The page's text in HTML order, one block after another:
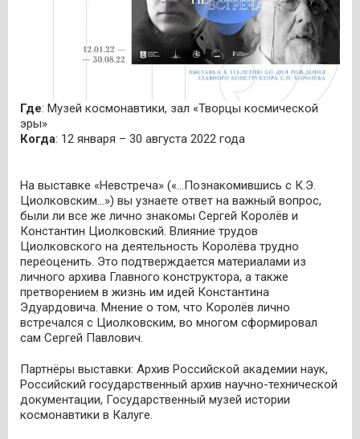
Где: Музей космонавтики, зал «Творцы космической
эры»
Когда: 12 января – 30 августа 2022 года
На выставке «Невстреча» («…Познакомившись с К.Э.
Циолковским…») вы узнаете ответ на важный вопрос,
были ли все же лично знакомы Сергей Королёв и
Константин Циолковский. Влияние трудов
Циолковского на деятельность Королёва трудно
переоценить. Это подтверждается материалами из
личного архива Главного конструктора, а также
претворением в жизнь им идей Константина
Эдуардовича. Мнение о том, что Королёв лично
встречался с Циолковским, во многом сформировал
сам Сергей Павлович.
Партнёры выставки: Архив Российской академии наук,
Российский государственный архив научно-технической
документации, Государственный музей истории
космонавтики в Калуге.